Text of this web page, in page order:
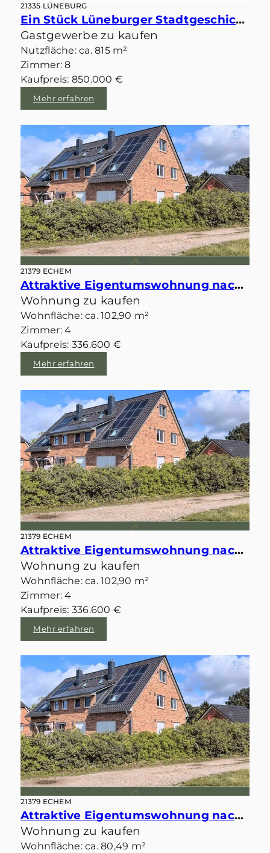
21335 LÜNEBURG
Ein Stück Lüneburger Stadtgeschichte! Alte Hasenburg mit Hotel und Restaurant mit Saal sowie Praxis
Gastgewerbe zu kaufen
Nutzfläche: ca. 815 m²
Zimmer: 8
Kaufpreis: 850.000 €
Mehr erfahren
21379 ECHEM
Attraktive Eigentumswohnung nach KfW-Standard in Feldrandlage von Echem
Wohnung zu kaufen
Wohnfläche: ca. 102,90 m²
Zimmer: 4
Kaufpreis: 336.600 €
Mehr erfahren
21379 ECHEM
Attraktive Eigentumswohnung nach KfW-Standard in Feldrandlage von Echem
Wohnung zu kaufen
Wohnfläche: ca. 102,90 m²
Zimmer: 4
Kaufpreis: 336.600 €
Mehr erfahren
21379 ECHEM
Attraktive Eigentumswohnung nach KfW-Standard in Feldrandlage von Echem
Wohnung zu kaufen
Wohnfläche: ca. 80,49 m²